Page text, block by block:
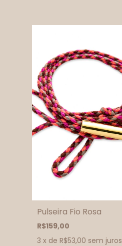
Pulseira Fio Rosa
R$159,00
3 x de R$53,00 sem juros